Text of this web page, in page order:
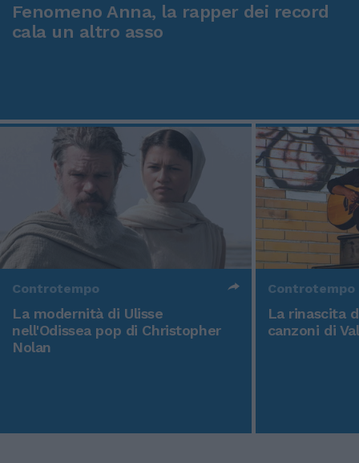
Fenomeno Anna, la rapper dei record
cala un altro asso
Controtempo
La modernità di Ulisse
nell'Odissea pop di Christopher
Nolan
Controtempo
La rinascita
canzoni di